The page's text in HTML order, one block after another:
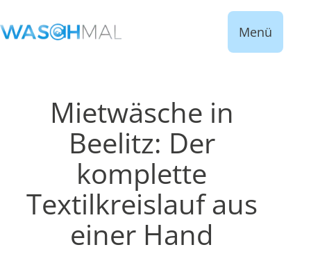
Menü
Mietwäsche in
Beelitz: Der
komplette
Textilkreislauf aus
einer Hand